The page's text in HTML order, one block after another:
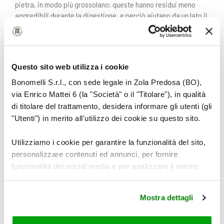
Questo sito web utilizza i cookie
Bonomelli S.r.l., con sede legale in Zola Predosa (BO),
via Enrico Mattei 6 (la "Società" o il "Titolare"), in qualità
di titolare del trattamento, desidera informare gli utenti (gli
"Utenti") in merito all'utilizzo dei cookie su questo sito.
Utilizziamo i cookie per garantire la funzionalità del sito,
personalizzare contenuti ed annunci, per fornire
funzionalità dei social media e per analizzare il nostro
di analisi dei dati web, pubblicità e social media, i quali
potrebbero combinarle con altre informazioni che ha
Mostra dettagli
pietra, in modo più grossolano: queste hanno residui meno
aggredibili durante la digestione, e perciò aiutano da un lato il
transito intestinale, e dall’altro non alzano troppo il picco
glicemico dopo i pasti
LEGGI ANCHE